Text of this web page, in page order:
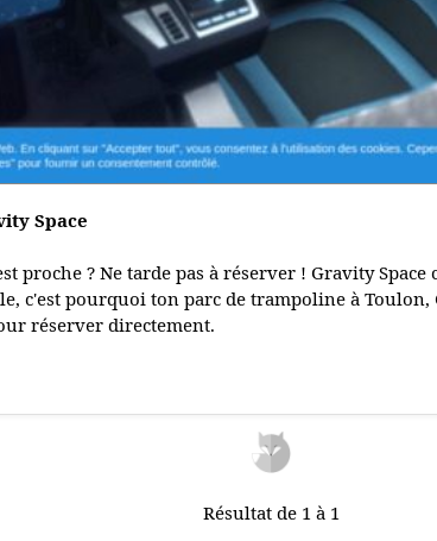
Space
proche ? Ne tarde pas à réserver ! Gravity
c'est pourquoi ton parc de trampoline à Toulon,
réserver directement.
Résultat de 1 à 1